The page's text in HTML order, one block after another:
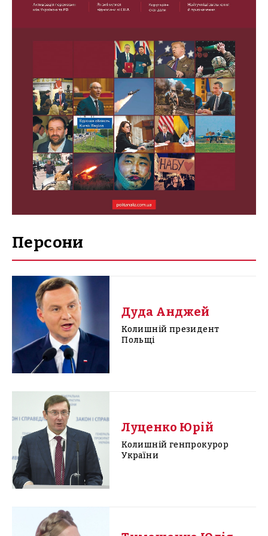
Персони
Дуда Анджей
Колишній президент
Польщі
Луценко Юрій
Колишній генпрокурор
України